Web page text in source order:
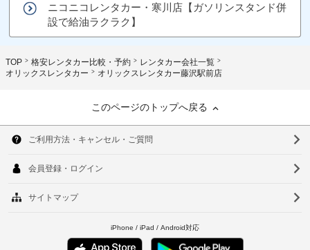
ニコニコレンタカー・寒川店【ガソリンスタンド併
設で給油ラクラク】
TOP 格安レンタカー比較・予約
レンタカー会社一覧
オリックスレンタカー
オリックスレンタカー藤沢駅前店
このページのトップへ戻る